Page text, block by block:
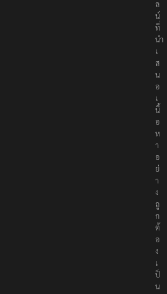
น
ไ
ล
น์
ที่
นำ
เ
ส
น
อ
เ
นื้
อ
ห
า
อ
ย่
า
ง
ถู
ก
ต้
อ
ง
เ